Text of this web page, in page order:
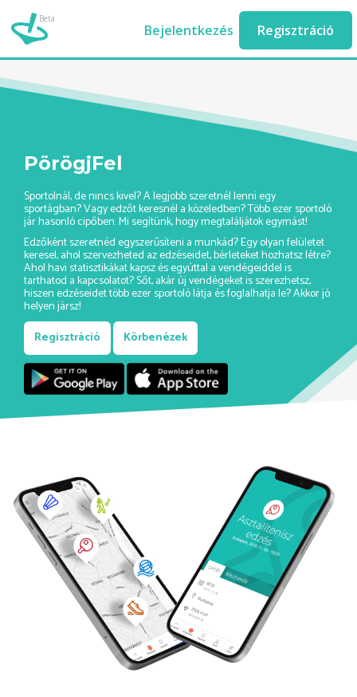
Beta
Bejelentkezés Regisztráció
curling-edzes-ashburn//
PörögjFel
Sportolnál, de nincs kivel? A legjobb szeretnél lenni egy
sportágban? Vagy edzőt keresnél a közeledben? Több ezer sportoló
jár hasonló cipőben. Mi segítünk, hogy megtaláljátok egymást!
Edzőként szeretnéd egyszerűsíteni a munkád? Egy olyan felületet
keresel, ahol szervezheted az edzéseidet, bérleteket hozhatsz létre?
Ahol havi statisztikákat kapsz és egyúttal a vendégeiddel is
tarthatod a kapcsolatot? Sőt, akár új vendégeket is szerezhetsz,
hiszen edzéseidet több ezer sportoló látja és foglalhatja le? Akkor jó
helyen jársz!
Regisztráció
Körbenézek